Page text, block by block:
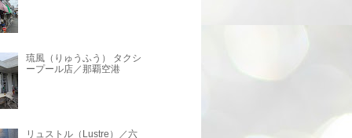
琉風（りゅうふう） タクシ
ープール店／那覇空港
リュストル（Lustre）／六